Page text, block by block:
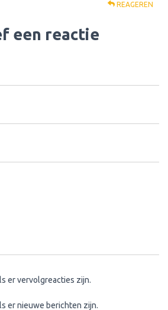
REAGEREN
een reactie
er vervolgreacties zijn.
er nieuwe berichten zijn.